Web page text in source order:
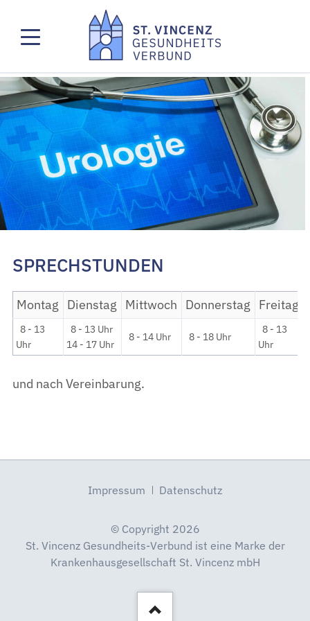
SPRECHSTUNDEN
Montag Dienstag Mittwoch Donnerstag Freitag
8 - 13
Uhr
8 - 13 Uhr
14 - 17 Uhr
8 - 14 Uhr 8 - 18 Uhr
8 - 13
Uhr
und nach Vereinbarung.
Navigation
Impressum Datenschutz
© Copyright 2026
St. Vincenz Gesundheits-Verbund ist eine Marke der
Krankenhausgesellschaft St. Vincenz mbH